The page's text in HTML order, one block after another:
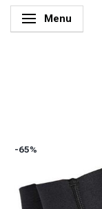
Skifte navigation
Menu
-65%